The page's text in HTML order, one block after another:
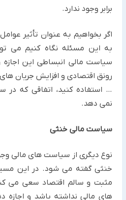
برابر وجود ندارد.
اگر بخواهیم به عنوان تأثیر
به این مسئله نگاه کنیم می
سیاست مالی انبساطی این
رونق اقتصادی و افزایش جریان
… استفاده کنید، اتفاقی که در
نمی دهد.
سیاست مالی خنثی
نوع دیگری از سیاست های مالی
خنثی گفته می شود. در این
مثبت و سالم اقتصاد سعی می
های مالی نداشته باشد و اجازه